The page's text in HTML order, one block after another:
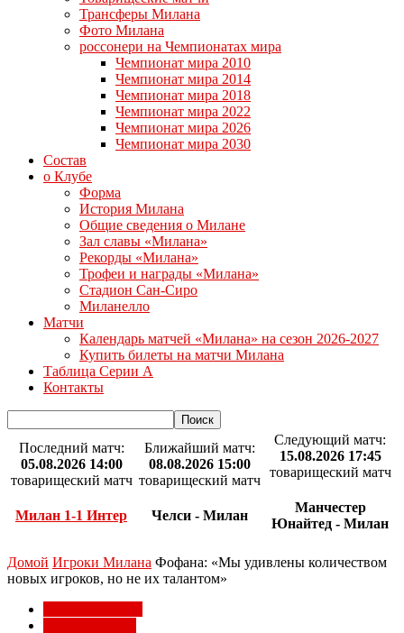
Трансферы Милана
Фото Милана
россонери на Чемпионатах мира
Чемпионат мира 2010
Чемпионат мира 2014
Чемпионат мира 2018
Чемпионат мира 2022
Чемпионат мира 2026
Чемпионат мира 2030
Состав
о Клубе
Форма
История Милана
Общие сведения о Милане
Зал славы «Милана»
Рекорды «Милана»
Трофеи и награды «Милана»
Стадион Сан-Сиро
Миланелло
Матчи
Календарь матчей «Милана» на сезон 2026-2027
Купить билеты на матчи Милана
Таблица Серии А
Контакты
Последний матч:
05.08.2026 14:00
товарищеский матч
Милан 1-1 Интер
Ближайший матч:
08.08.2026 15:00
товарищеский матч
Челси - Милан
Следующий матч:
15.08.2026 17:45
товарищеский матч
Манчестер
Юнайтед - Милан
Домой Игроки Милана Фофана: «Мы удивлены количеством
новых игроков, но не их талантом»